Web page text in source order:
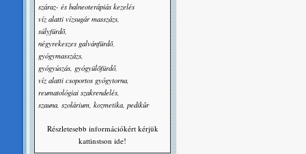
száraz- és balneoterápiás kezelés
víz alatti vízsugár masszázs,
súlyfürdõ,
négyrekeszes galvánfürdõ,
gyógymasszázs,
gyógyúszás, gyógyülõfürdő,
víz alatti csoportos gyógytorna,
reumatológiai szakrendelés,
szauna, szolárium, kozmetika, pedikûr
Részletesebb információkért kérjük
kattinstson ide!